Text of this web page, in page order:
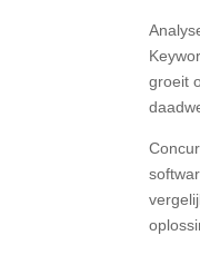
groeit